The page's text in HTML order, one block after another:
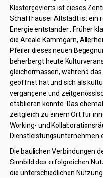
Klostergevierts ist dieses
Schaffhauser Altstadt ist ein
Energie entstanden. Früher
die Areale Kammgarn,
Pfeiler dieses neuen
beherbergt heute
gleichermassen, während
geöffnet hat und sich als
vergangene und
etablieren konnte. Das
zeitgleich zu einem Ort für
Working- und
Dienstleistungsunternehmen
Die baulichen Verbindungen
Sinnbild des erfolgreichen
die unterschiedlichen